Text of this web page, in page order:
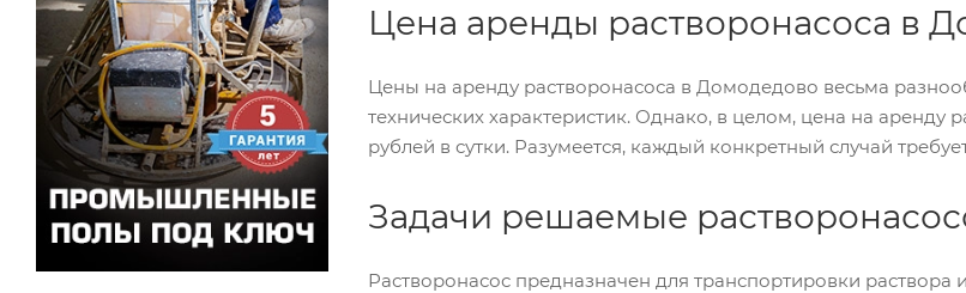
Цена аренды растворонасоса в
Цены на аренду растворонасоса в Домодедово весьма
технических характеристик. Однако, в целом, цена на
рублей в сутки. Разумеется, каждый конкретный случай
Задачи решаемые
Растворонасос предназначен для транспортировки